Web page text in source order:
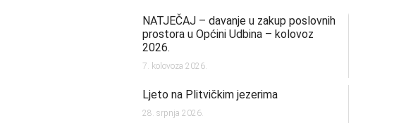
NATJEČAJ – davanje u zakup poslovnih
prostora u Općini Udbina – kolovoz
2026.
7. kolovoza 2026.
Ljeto na Plitvičkim jezerima
28. srpnja 2026.